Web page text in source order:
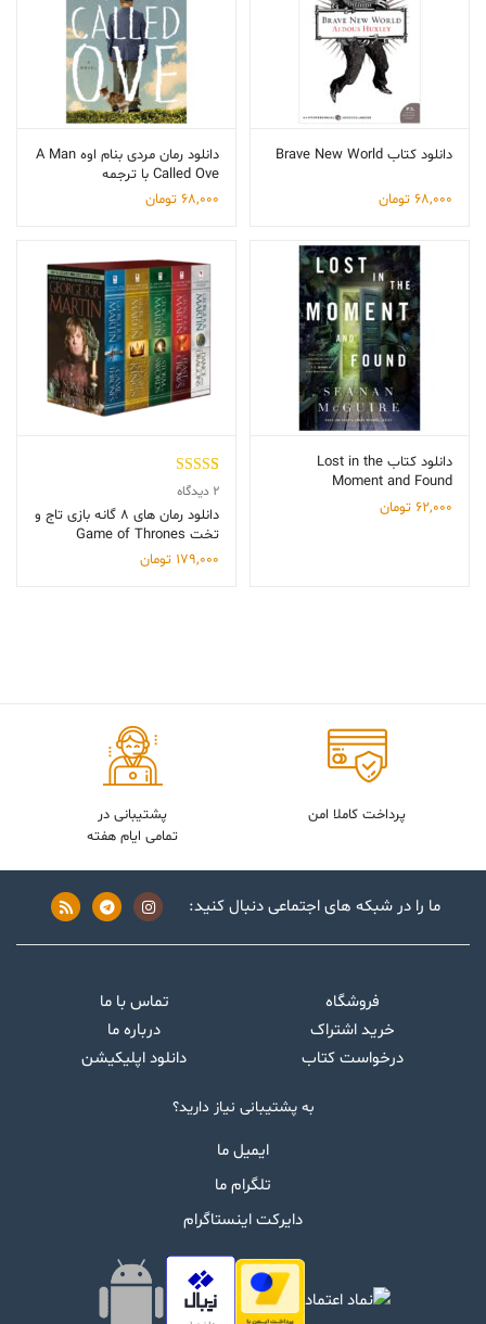
دانلود کتاب Brave New World
68,000 تومان
دانلود رمان مردی بنام اوه A Man
Called Ove با ترجمه
68,000 تومان
دانلود کتاب Lost in the
Moment and Found
62,000 تومان
امتیاز4.50
از 5 امتیاز
2
مشتری
2 دیدگاه
دانلود رمان های 8 گانه بازی تاج و
تخت Game of Thrones
179,000 تومان
پرداخت کاملا امن
پشتیبانی در
تمامی ایام هفته
ما را در شبکه های اجتماعی دنبال کنید:
فروشگاه
خرید اشتراک
درخواست کتاب
تماس با ما
درباره ما
دانلود اپلیکیشن
به پشتیبانی نیاز دارید؟
ایمیل ما
تلگرام ما
دایرکت اینستاگرام